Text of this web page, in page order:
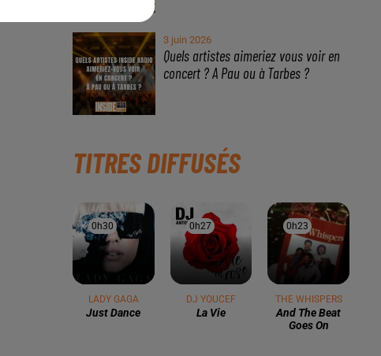
3 juin 2026
Quels artistes aimeriez vous voir en
concert ? A Pau ou à Tarbes ?
TITRES DIFFUSÉS
0h30
0h30
LADY GAGA
Just Dance
0h27
0h27
DJ YOUCEF
La Vie
0h23
0h23
THE WHISPERS
And The Beat
Goes On